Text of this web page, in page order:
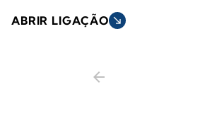
ABRIR LIGAÇÃO south_east
arrow_back